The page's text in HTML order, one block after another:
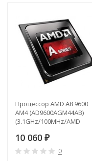
Процессор AMD A8 9600
AM4 (AD9600AGM44AB)
(3.1GHz/100MHz/AMD
10 060 ₽
0